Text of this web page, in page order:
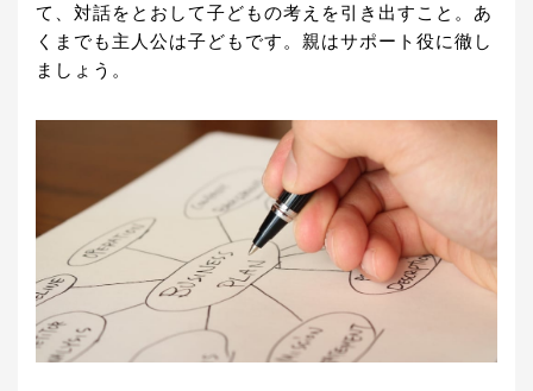
て、対話をとおして子どもの考えを引き出すこと。あ
くまでも主人公は子どもです。親はサポート役に徹し
ましょう。